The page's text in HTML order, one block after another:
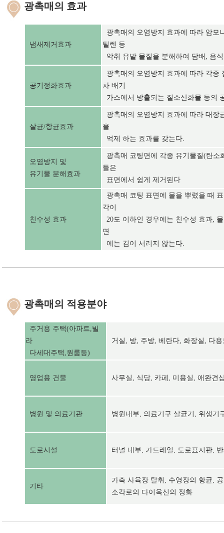
광촉매의 효과
냄새제거효과
광촉매의 오염방지 효과에 따라 암모
틸렌 등
악취 유발 물질을 분해하여 담배, 음
공기정화효과
광촉매의 오염방지 효과에 따라 각종
차 배기
가스에서 방출되는 질소산화물 등의
살균/항균효과
광촉매의 오염방지 효과에 따라 대장
을
억제 하는 효과를 갖는다.
오염방지 및
유기물 분해효과
광촉매 코팅면에 각종 유기물질(탄소
들은
표면에서 쉽게 제거된다
친수성 효과
광촉매 코팅 표면에 물을 뿌렸을 때
각이
20도 이하인 경우에는 친수성 효과,
면
에는 김이 서리지 않는다.
광촉매의 적용분야
주거용 주택(아파트,빌
라
다세대주택,원룸등)
거실, 방, 주방, 베란다, 화장실, 다
영업용 건물 사무실, 식당, 카페, 미용실, 애완견
병원 및 의료기관 병원내부, 의료기구 살균기, 위생기
도로시설 터널 내부, 가드레일, 도로표지판,
기타
가축 사육장 탈취, 수영장의 항균,
소각로의 다이옥신의 정화